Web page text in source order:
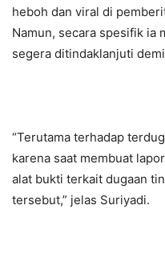
heboh dan viral di
Namun, secara spesifik ia
segera ditindaklanjuti
“Terutama terhadap
karena saat membuat
alat bukti terkait dugaan
tersebut,” jelas Suriyadi.